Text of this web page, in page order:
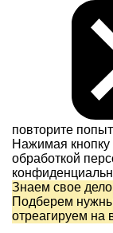
повторите
Нажимая кнопку
обработкой
Знаем свое дело
Подберем
отреагируем на